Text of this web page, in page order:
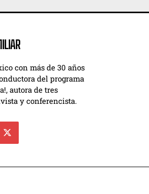
con más de 30 años
del programa
autora de tres
y conferencista.